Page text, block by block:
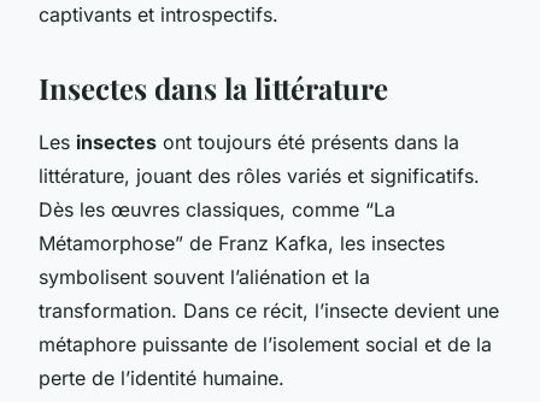
captivants et introspectifs.
Insectes dans la littérature
Les insectes ont toujours été présents dans la
littérature, jouant des rôles variés et significatifs.
Dès les œuvres classiques, comme “La
Métamorphose” de Franz Kafka, les insectes
symbolisent souvent l’aliénation et la
transformation. Dans ce récit, l’insecte devient une
métaphore puissante de l’isolement social et de la
perte de l’identité humaine.